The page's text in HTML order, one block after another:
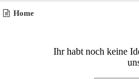
Home
Ihr habt noch keine